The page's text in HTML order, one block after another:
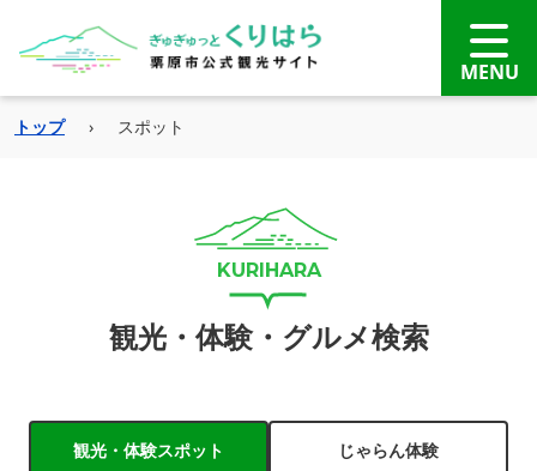
トップ › スポット
観光・体験・グルメ検索
観光・体験スポット じゃらん体験